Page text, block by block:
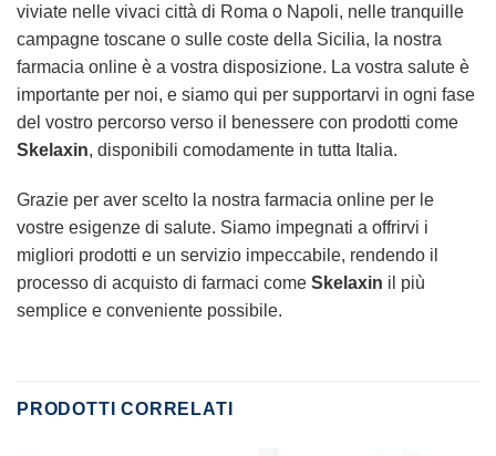
viviate nelle vivaci città di Roma o Napoli, nelle tranquille
campagne toscane o sulle coste della Sicilia, la nostra
farmacia online è a vostra disposizione. La vostra salute è
importante per noi, e siamo qui per supportarvi in ogni fase
del vostro percorso verso il benessere con prodotti come
Skelaxin, disponibili comodamente in tutta Italia.
Grazie per aver scelto la nostra farmacia online per le
vostre esigenze di salute. Siamo impegnati a offrirvi i
migliori prodotti e un servizio impeccabile, rendendo il
processo di acquisto di farmaci come Skelaxin il più
semplice e conveniente possibile.
PRODOTTI CORRELATI